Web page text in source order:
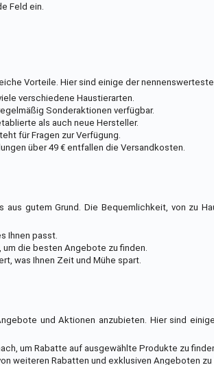
Feld ein.
Vorteile. Hier sind einige der
verschiedene Haustierarten.
Sonderaktionen verfügbar.
als auch neue Hersteller.
für Fragen zur Verfügung.
über 49 € entfallen die Versandkosten.
gutem Grund. Die Bequemlichkeit, von zu
Ihnen passt.
die besten Angebote zu finden.
was Ihnen Zeit und Mühe spart.
und Aktionen anzubieten. Hier sind
um Rabatte auf ausgewählte Produkte zu
weiteren Rabatten und exklusiven Angeboten zu